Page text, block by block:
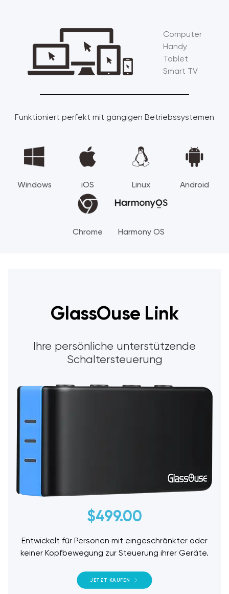
Computer
Handy
Tablet
Smart TV
Funktioniert perfekt mit gängigen Betriebssystemen
Windows iOS Linux Android
Chrome Harmony OS
GlassOuse Link
Ihre persönliche unterstützende
Schaltersteuerung
$499.00
Entwickelt für Personen mit eingeschränkter oder
keiner Kopfbewegung zur Steuerung ihrer Geräte.
JETZT KAUFEN